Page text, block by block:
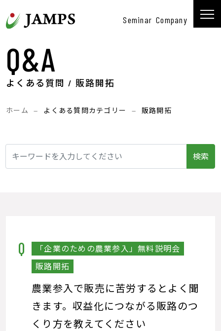
メインナビゲーション
Seminar Company
Q&a
よくある質問 / 販路開拓
ホーム — よくある質問カテゴリー — 販路開拓
検索:
「企業のための農業参入」無料説明会
販路開拓
農業参入で販売に苦労するとよく聞
きます。収益化につながる販路のつ
くり方を教えてください